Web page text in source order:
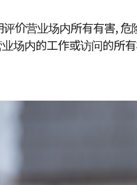
评价营业场内所有有害,
场内的工作或访问的所